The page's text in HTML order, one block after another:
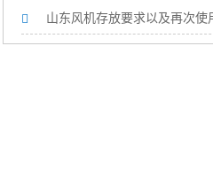
山东风机存放要求以及再次使